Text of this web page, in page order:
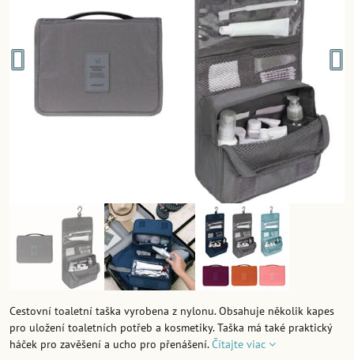
Cestovní toaletní taška vyrobena z nylonu. Obsahuje několik kapes
pro uložení toaletních potřeb a kosmetiky. Taška má také praktický
háček pro zavěšení a ucho pro přenášení.Čítajte viac